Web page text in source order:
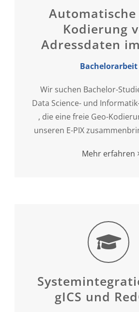
Automatische
Kodierung
Adressdaten
Bachelorarbeit
Wir suchen Bachelor-
Data Science- und
, die eine freie Geo-
unseren E-PIX
Mehr erfahren
gICS und